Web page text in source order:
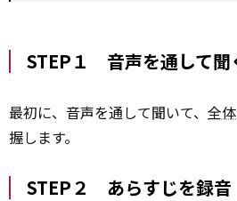
STEP１ 音声を通して聞
最初に、音声を通して聞いて、 全
握します。
STEP２ あらすじを録音